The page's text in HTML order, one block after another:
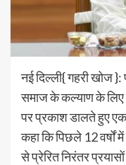
नई दिल्ली{ गहरी खोज }:
समाज के कल्याण के लिए
पर प्रकाश डालते हुए
कहा कि पिछले 12 वर्षों
से प्रेरित निरंतर